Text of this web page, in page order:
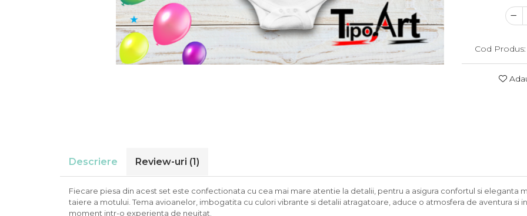
Cod Produs:
Descriere Review-uri (1)
Fiecare piesa din acest set este confectionata cu cea mai mare atentie la detalii, pentru a asigura confortul si eleganta
taiere a motului. Tema avioanelor, imbogatita cu culori vibrante si detalii atragatoare, aduce o atmosfera de aventura si
moment intr-o experienta de neuitat.